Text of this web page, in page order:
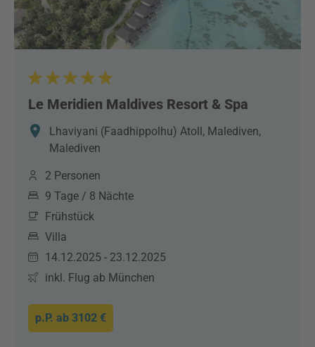
Le Meridien Maldives Resort & Spa
Lhaviyani (Faadhippolhu) Atoll, Malediven,
Malediven
2 Personen
9 Tage / 8 Nächte
Frühstück
Villa
14.12.2025 - 23.12.2025
inkl. Flug ab München
p.P. ab 3102 €